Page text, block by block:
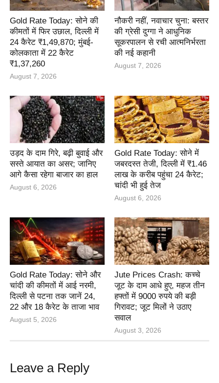
Gold Rate Today: सोने की
कीमतों में फिर उछाल, दिल्ली में
24 कैरेट ₹1,49,870; मुंबई-
कोलकाता में 22 कैरेट
₹1,37,260
August 7, 2026
नौकरी नहीं, नवाचार चुना: बस्तर
की ग्रेसी दुग्गा ने आधुनिक
सूकरपालन से रची आत्मनिर्भरता
की नई कहानी
August 7, 2026
उड़द के दाम गिरे, बढ़ी बुवाई और
सस्ते आयात का असर; जानिए
आगे कैसा रहेगा बाजार का हाल
August 6, 2026
Gold Rate Today: सोने में
जबरदस्त तेजी, दिल्ली में ₹1.46
लाख के करीब पहुंचा 24 कैरेट;
चांदी भी हुई तेज
August 6, 2026
Gold Rate Today: सोने और
चांदी की कीमतों में आई नरमी,
दिल्ली से पटना तक जानें 24,
22 और 18 कैरेट के ताजा भाव
August 5, 2026
Jute Prices Crash: कच्चे
जूट के दाम आधे हुए, महज तीन
हफ्तों में 9000 रुपये की बड़ी
गिरावट; जूट मिलों ने उठाए
सवाल
August 3, 2026
Leave a Reply